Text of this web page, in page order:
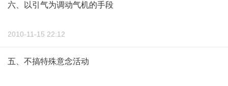
六、以引气为调动气机的手段
2010-11-15 22:12
五、不搞特殊意念活动